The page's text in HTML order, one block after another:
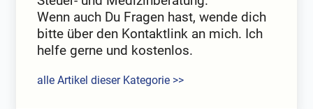
Wenn auch Du Fragen hast, wende dich
bitte über den Kontaktlink an mich. Ich
helfe gerne und kostenlos.
alle Artikel dieser Kategorie >>